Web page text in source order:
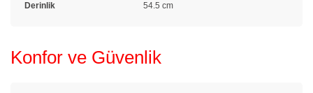
Derinlik 54.5 cm
Konfor ve Güvenlik